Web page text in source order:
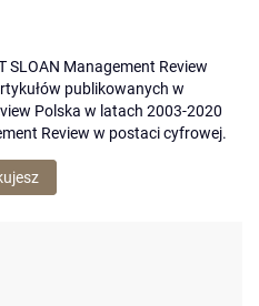
SLOAN Management Review
publikowanych w
Polska w latach 2003-2020
Review w postaci cyfrowej.